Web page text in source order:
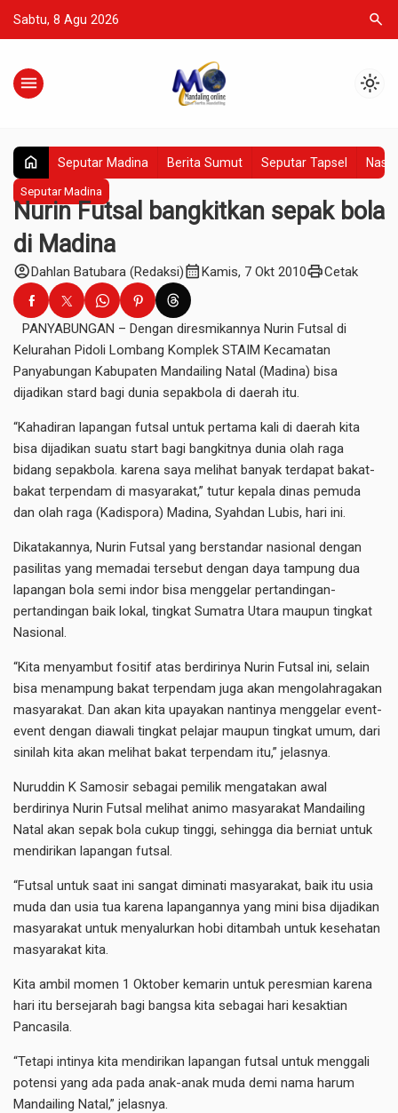
Sabtu, 8 Agu 2026 search
menu light_mode
home Seputar Madina Berita Sumut Seputar Tapsel
Seputar Madina
Nurin Futsal bangkitkan sepak bola
di Madina
account_circleDahlan Batubara (Redaksi)calendar_monthKamis, 7 Okt 2010printCetak
PANYABUNGAN – Dengan diresmikannya Nurin Futsal di
Kelurahan Pidoli Lombang Komplek STAIM Kecamatan
Panyabungan Kabupaten Mandailing Natal (Madina) bisa
dijadikan stard bagi dunia sepakbola di daerah itu.
“Kahadiran lapangan futsal untuk pertama kali di daerah kita
bisa dijadikan suatu start bagi bangkitnya dunia olah raga
bidang sepakbola. karena saya melihat banyak terdapat bakat-
bakat terpendam di masyarakat,” tutur kepala dinas pemuda
dan olah raga (Kadispora) Madina, Syahdan Lubis, hari ini.
Dikatakannya, Nurin Futsal yang berstandar nasional dengan
pasilitas yang memadai tersebut dengan daya tampung dua
lapangan bola semi indor bisa menggelar pertandingan-
pertandingan baik lokal, tingkat Sumatra Utara maupun tingkat
Nasional.
“Kita menyambut fositif atas berdirinya Nurin Futsal ini, selain
bisa menampung bakat terpendam juga akan mengolahragakan
masyarakat. Dan akan kita upayakan nantinya menggelar event-
event dengan diawali tingkat pelajar maupun tingkat umum, dari
sinilah kita akan melihat bakat terpendam itu,” jelasnya.
Nuruddin K Samosir sebagai pemilik mengatakan awal
berdirinya Nurin Futsal melihat animo masyarakat Mandailing
Natal akan sepak bola cukup tinggi, sehingga dia berniat untuk
mendirikan lapangan futsal.
“Futsal untuk saat ini sangat diminati masyarakat, baik itu usia
muda dan usia tua karena lapangannya yang mini bisa dijadikan
masyarakat untuk menyalurkan hobi ditambah untuk kesehatan
masyarakat kita.
Kita ambil momen 1 Oktober kemarin untuk peresmian karena
hari itu bersejarah bagi bangsa kita sebagai hari kesaktian
Pancasila.
“Tetapi intinya kita mendirikan lapangan futsal untuk menggali
potensi yang ada pada anak-anak muda demi nama harum
Mandailing Natal,” jelasnya.